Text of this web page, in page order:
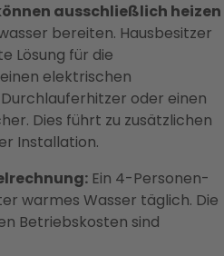
ausschließlich heizen
bereiten. Hausbesitzer
Lösung für die
elektrischen
oder einen
Dies führt zu zusätzlichen
Installation.
Ein 4-Personen-
warmes Wasser täglich. Die
Betriebskosten sind